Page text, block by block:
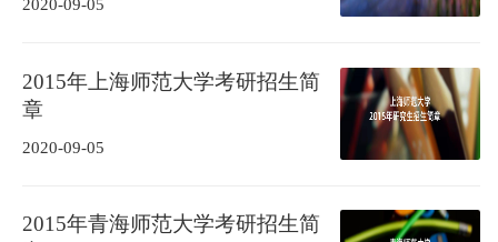
2020-09-05
2015年上海师范大学考研招生简
章
2020-09-05
2015年青海师范大学考研招生简